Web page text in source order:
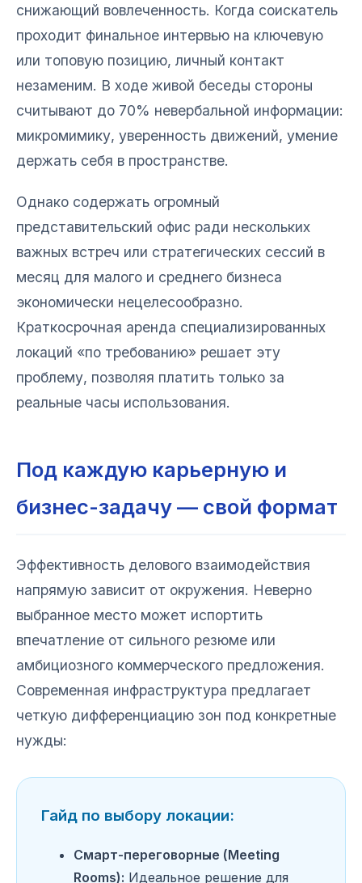
снижающий вовлеченность. Когда соискатель
проходит финальное интервью на ключевую
или топовую позицию, личный контакт
незаменим. В ходе живой беседы стороны
считывают до 70% невербальной информации:
микромимику, уверенность движений, умение
держать себя в пространстве.
Однако содержать огромный
представительский офис ради нескольких
важных встреч или стратегических сессий в
месяц для малого и среднего бизнеса
экономически нецелесообразно.
Краткосрочная аренда специализированных
локаций «по требованию» решает эту
проблему, позволяя платить только за
реальные часы использования.
Под каждую карьерную и
бизнес-задачу — свой формат
Эффективность делового взаимодействия
напрямую зависит от окружения. Неверно
выбранное место может испортить
впечатление от сильного резюме или
амбициозного коммерческого предложения.
Современная инфраструктура предлагает
четкую дифференциацию зон под конкретные
нужды:
Гайд по выбору локации:
Смарт-переговорные (Meeting
Rooms): Идеальное решение для